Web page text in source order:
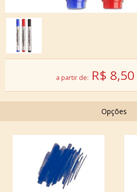
a partir de: R$ 8,50
Opções